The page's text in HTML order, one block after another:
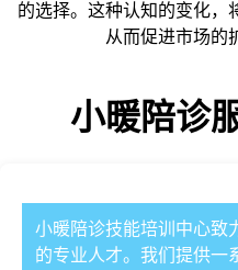
的选择。这种认知的变化，
从而促进市场的
小暖陪诊
小暖陪诊技能培训中心致
的专业人才。我们提供一